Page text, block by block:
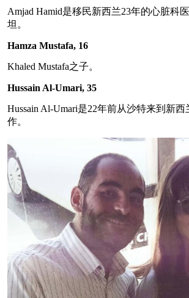
Amjad Hamid是移民新西兰23年的心脏科
坦。
Hamza Mustafa, 16
Khaled Mustafa之子。
Hussain Al-Umari, 35
Hussain Al-Umari是22年前从沙特来到新
作。